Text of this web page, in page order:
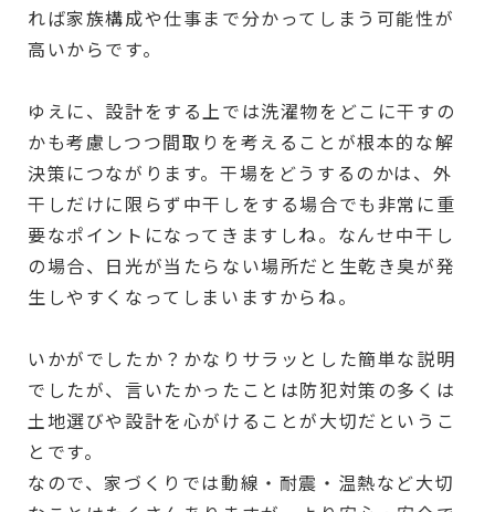
れば家族構成や仕事まで分かってしまう可能性が
高いからです。
ゆえに、設計をする上では洗濯物をどこに干すの
かも考慮しつつ間取りを考えることが根本的な解
決策につながります。干場をどうするのかは、外
干しだけに限らず中干しをする場合でも非常に重
要なポイントになってきますしね。なんせ中干し
の場合、日光が当たらない場所だと生乾き臭が発
生しやすくなってしまいますからね。
いかがでしたか？かなりサラッとした簡単な説明
でしたが、言いたかったことは防犯対策の多くは
土地選びや設計を心がけることが大切だというこ
とです。
なので、家づくりでは動線・耐震・温熱など大切